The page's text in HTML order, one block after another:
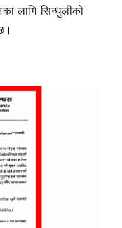
लागि सिन्धुलीको